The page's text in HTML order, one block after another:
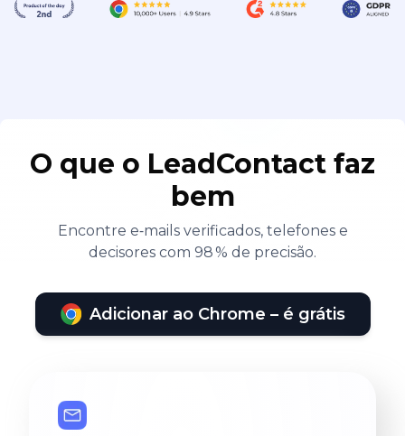
O que o LeadContact faz
bem
Encontre e‑mails verificados, telefones e
decisores com 98 % de precisão.
Adicionar ao Chrome – é grátis